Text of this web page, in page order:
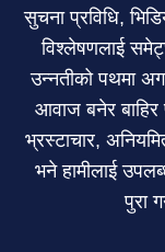
सुचना प्रविधि,
विश्लेषणलाई
उन्नतीको पथमा
आवाज बनेर
भ्रस्टाचार,
भने हामीलाई
पुरा